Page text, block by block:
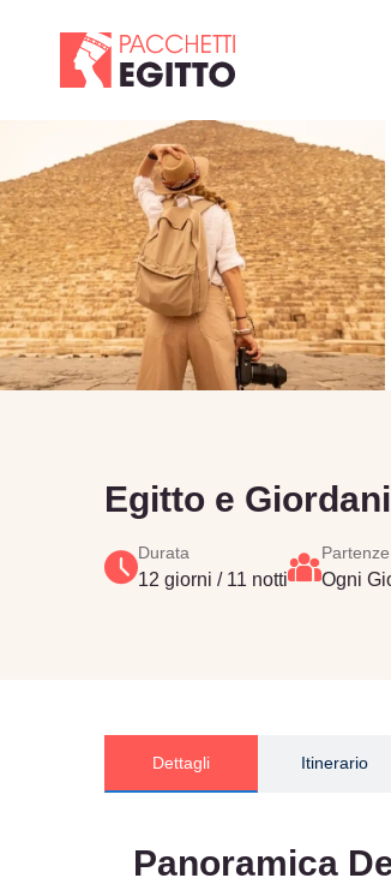
Egitto e
Durata
12 giorni / 11 notti
Partenze
Ogni
Dettagli Itinerario
Panoramica